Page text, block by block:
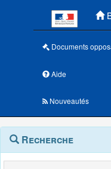
Documents
Aide
Nouveautés
Navigation
outils
Menu
contextuel
Recherche